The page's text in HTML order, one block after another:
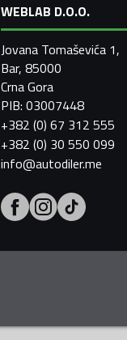
WEBLAB D.O.O.
Jovana Tomaševića 1,
Bar, 85000
Crna Gora
PIB: 03007448
+382 (0) 67 312 555
+382 (0) 30 550 099
info@autodiler.me